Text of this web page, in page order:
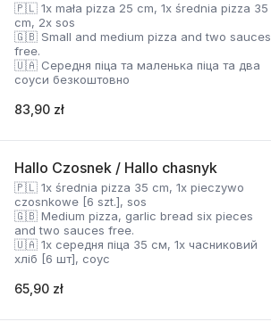
🇵🇱 1x mała pizza 25 cm, 1x średnia pizza 35
cm, 2x sos
🇬🇧 Small and medium pizza and two sauces
free.
🇺🇦 Середня піца та маленька піца та два
соуси безкоштовно
83,90 zł
Hallo Czosnek / Hallo chasnyk
🇵🇱 1x średnia pizza 35 cm, 1x pieczywo
czosnkowe [6 szt.], sos
🇬🇧 Medium pizza, garlic bread six pieces
and two sauces free.
🇺🇦 1x середня піца 35 см, 1x часниковий
хліб [6 шт], соус
65,90 zł